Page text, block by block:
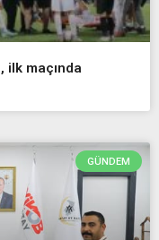
ilk maçında
GÜNDEM